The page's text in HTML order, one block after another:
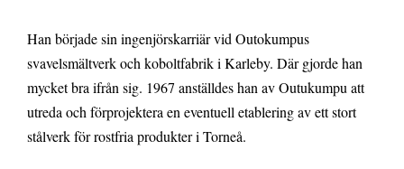
Han började sin ingenjörskarriär vid Outokumpus
svavelsmältverk och koboltfabrik i Karleby. Där gjorde han
mycket bra ifrån sig. 1967 anställdes han av Outukumpu att
utreda och förprojektera en eventuell etablering av ett stort
stålverk för rostfria produkter i Torneå.